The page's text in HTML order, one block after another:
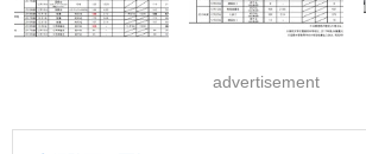
advertisement